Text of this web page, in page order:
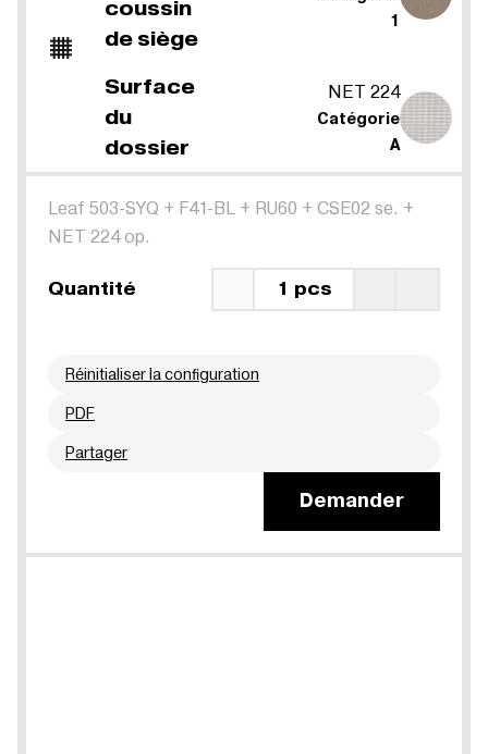
coussin
de siège
1
Surface
du
dossier
NET 224
Catégorie
A
Leaf 503-SYQ + F41-BL + RU60 + CSE02 se. +
NET 224 op.
Quantité 1 pcs
Réinitialiser la configuration
PDF
Partager
Demander